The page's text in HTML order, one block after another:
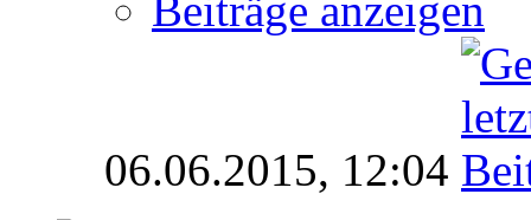
06.06.2015, 12:04